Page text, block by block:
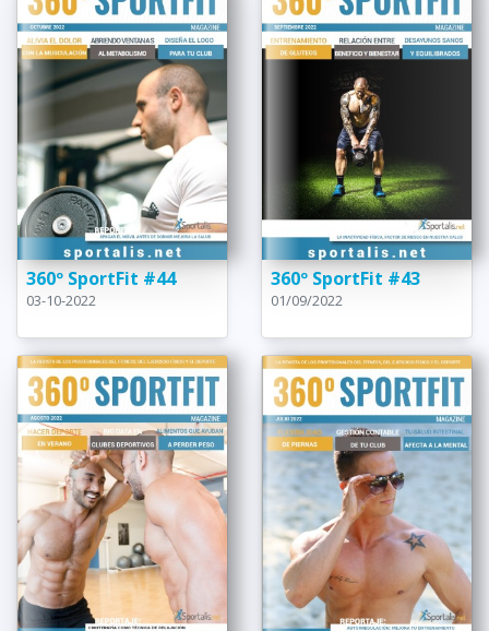
360º SportFit #44
03-10-2022
360º SportFit #43
01/09/2022